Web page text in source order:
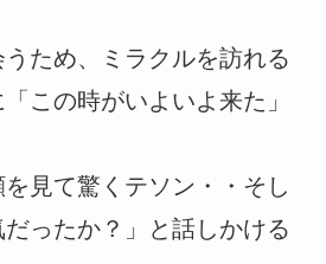
ため、ミラクルを訪れる
この時がいよいよ来た」
見て驚くテソン・・そし
ったか？」と話しかける